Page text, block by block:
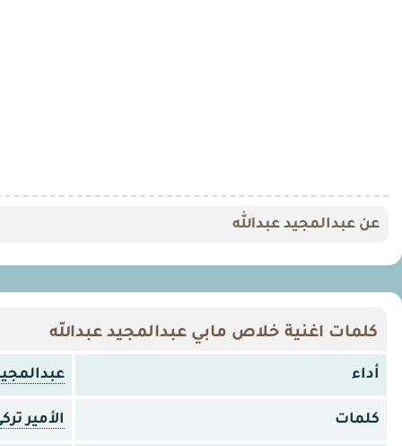
عن عبدالمجيد عبدالله
كلمات اغنية خلاص مابي عبدالمجيد عبدالله
أداء
كلمات الأمير